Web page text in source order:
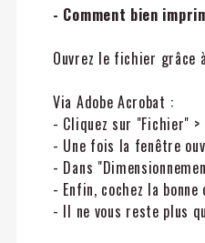
- Comment bien
Ouvrez le fichier grâce
Via Adobe Acrobat :
- Cliquez sur "Fichier"
- Une fois la fenêtre
- Dans
- Enfin, cochez la
- Il ne vous reste plus